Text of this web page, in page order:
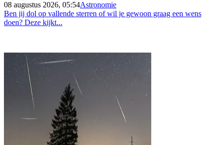
08 augustus 2026, 05:54Astronomie
Ben jij dol op vallende sterren of wil je gewoon graag een wens
doen? Deze kijkt...